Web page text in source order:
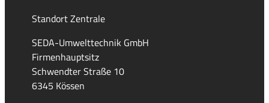
Standort Zentrale
SEDA-Umwelttechnik GmbH
Firmenhauptsitz
Schwendter Straße 10
6345 Kössen